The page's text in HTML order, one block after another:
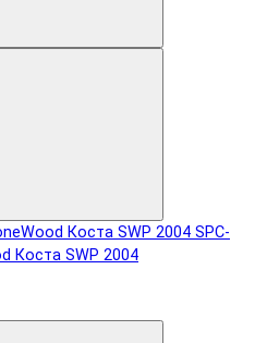
SPC-
Коста SWP 2004